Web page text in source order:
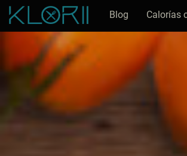
Blog Calorías